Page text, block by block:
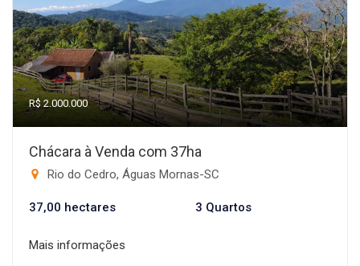
R$ 2.000.000
Chácara à Venda com 37ha
Rio do Cedro, Águas Mornas-SC
37,00 hectares 3 Quartos
Mais informações